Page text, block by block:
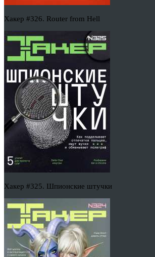
Хакер #326. Router from Hell
Хакер #325. Шпионские штучки